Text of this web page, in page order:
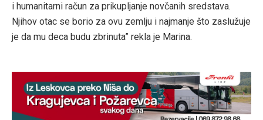
i humanitarni račun za prikupljanje novčanih sredstava.
Njihov otac se borio za ovu zemlju i najmanje što zaslužuje
je da mu deca budu zbrinuta” rekla je Marina.